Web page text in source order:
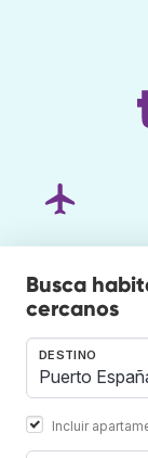
Busca
cercanos
DESTINO
Incluir